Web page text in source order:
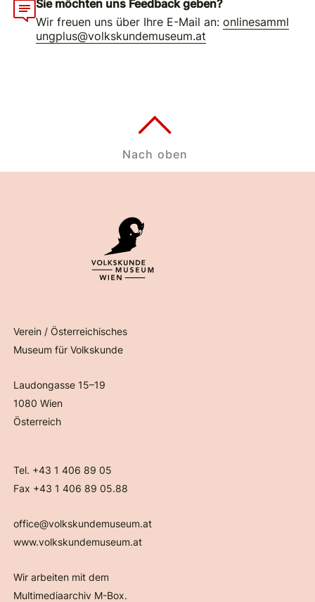
Sie möchten uns Feedback geben?
Wir freuen uns über Ihre E-Mail an:onlinesamml
ungplus@volkskundemuseum.at
Verein / Österreichisches
Museum für Volkskunde
Laudongasse 15–19
1080 Wien
Österreich
Tel. +43 1 406 89 05
Fax +43 1 406 89 05.88
office@volkskundemuseum.at
www.volkskundemuseum.at
Wir arbeiten mit dem
Multimediaarchiv M-Box.
Nach oben